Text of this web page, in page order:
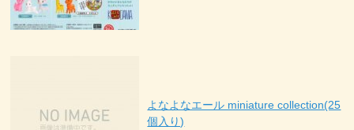
よなよなエール miniature collection(25
個入り)